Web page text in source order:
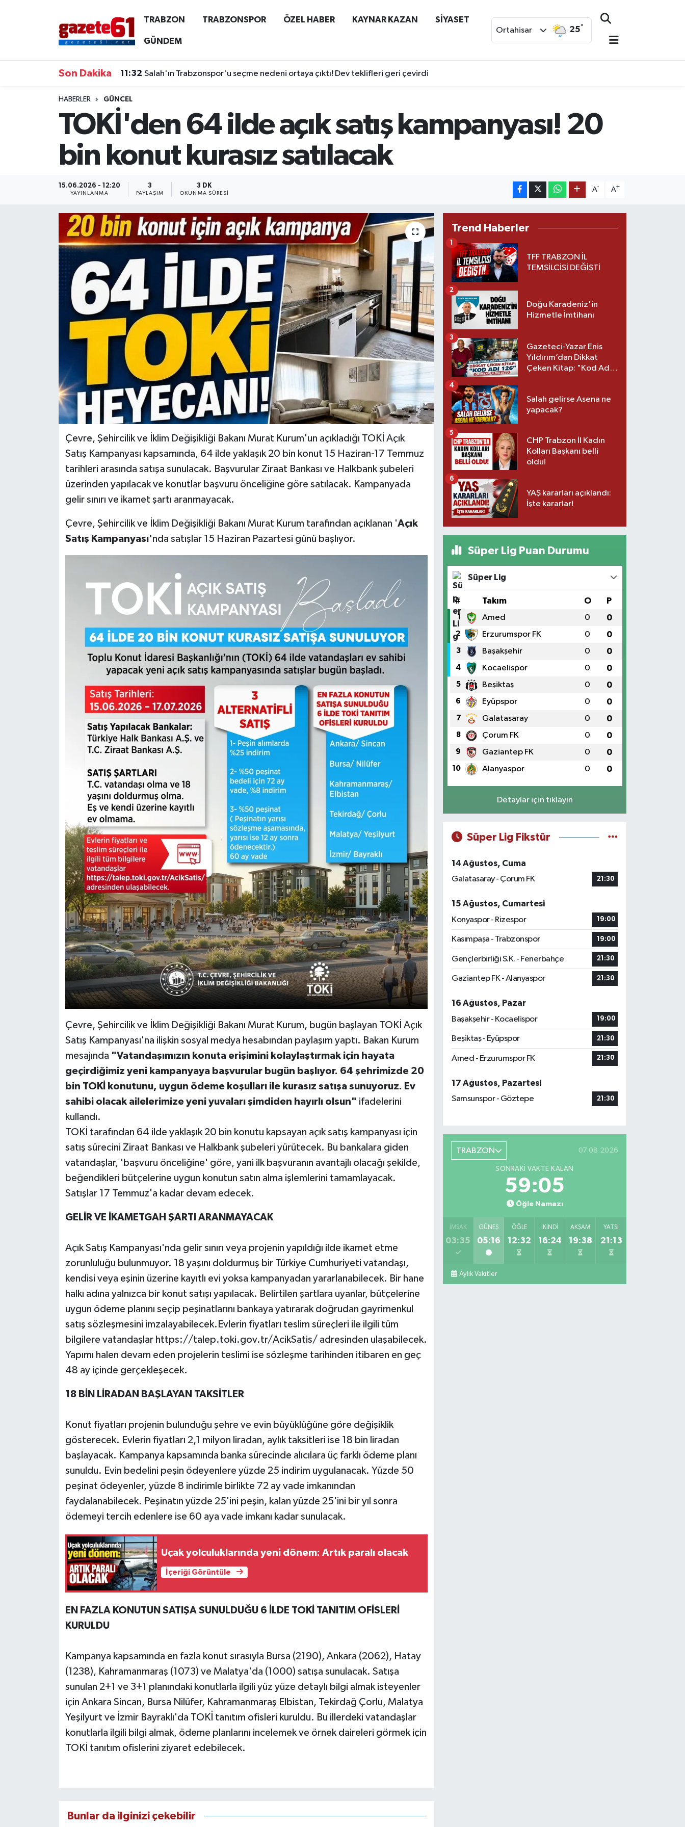
TRABZON TRABZONSPOR ÖZEL HABER KAYNAR KAZAN SİYASET
GÜNDEM
Ortahisar 25°
Son Dakika 11:32 Salah'ın Trabzonspor'u seçme nedeni ortaya çıktı! Dev teklifleri geri çevirdi
HABERLER GÜNCEL
TOKİ'den 64 ilde açık satış kampanyası! 20
bin konut kurasız satılacak
15.06.2026 - 12:20
YAYINLANMA
3
PAYLAŞIM
3 DK
OKUNMA SÜRESI
A- A+
Çevre, Şehircilik ve İklim Değişikliği Bakanı Murat Kurum'un açıkladığı TOKİ Açık
Satış Kampanyası kapsamında, 64 ilde yaklaşık 20 bin konut 15 Haziran-17 Temmuz
tarihleri arasında satışa sunulacak. Başvurular Ziraat Bankası ve Halkbank şubeleri
üzerinden yapılacak ve konutlar başvuru önceliğine göre satılacak. Kampanyada
gelir sınırı ve ikamet şartı aranmayacak.
Çevre, Şehircilik ve İklim Değişikliği Bakanı Murat Kurum tarafından açıklanan 'Açık
Satış Kampanyası'nda satışlar 15 Haziran Pazartesi günü başlıyor.
Çevre, Şehircilik ve İklim Değişikliği Bakanı Murat Kurum, bugün başlayan TOKİ Açık
Satış Kampanyası'na ilişkin sosyal medya hesabından paylaşım yaptı. Bakan Kurum
mesajında "Vatandaşımızın konuta erişimini kolaylaştırmak için hayata
geçirdiğimiz yeni kampanyaya başvurular bugün başlıyor. 64 şehrimizde 20
bin TOKİ konutunu, uygun ödeme koşulları ile kurasız satışa sunuyoruz. Ev
sahibi olacak ailelerimize yeni yuvaları şimdiden hayırlı olsun" ifadelerini
kullandı.
TOKİ tarafından 64 ilde yaklaşık 20 bin konutu kapsayan açık satış kampanyası için
satış sürecini Ziraat Bankası ve Halkbank şubeleri yürütecek. Bu bankalara giden
vatandaşlar, 'başvuru önceliğine' göre, yani ilk başvuranın avantajlı olacağı şekilde,
beğendikleri bütçelerine uygun konutun satın alma işlemlerini tamamlayacak.
Satışlar 17 Temmuz'a kadar devam edecek.
GELİR VE İKAMETGAH ŞARTI ARANMAYACAK
Açık Satış Kampanyası'nda gelir sınırı veya projenin yapıldığı ilde ikamet etme
zorunluluğu bulunmuyor. 18 yaşını doldurmuş bir Türkiye Cumhuriyeti vatandaşı,
kendisi veya eşinin üzerine kayıtlı evi yoksa kampanyadan yararlanabilecek. Bir hane
halkı adına yalnızca bir konut satışı yapılacak. Belirtilen şartlara uyanlar, bütçelerine
uygun ödeme planını seçip peşinatlarını bankaya yatırarak doğrudan gayrimenkul
satış sözleşmesini imzalayabilecek.Evlerin fiyatları teslim süreçleri ile ilgili tüm
bilgilere vatandaşlar https://talep.toki.gov.tr/AcikSatis/ adresinden ulaşabilecek.
Yapımı halen devam eden projelerin teslimi ise sözleşme tarihinden itibaren en geç
48 ay içinde gerçekleşecek.
18 BİN LİRADAN BAŞLAYAN TAKSİTLER
Konut fiyatları projenin bulunduğu şehre ve evin büyüklüğüne göre değişiklik
gösterecek. Evlerin fiyatları 2,1 milyon liradan, aylık taksitleri ise 18 bin liradan
başlayacak. Kampanya kapsamında banka sürecinde alıcılara üç farklı ödeme planı
sunuldu. Evin bedelini peşin ödeyenlere yüzde 25 indirim uygulanacak. Yüzde 50
peşinat ödeyenler, yüzde 8 indirimle birlikte 72 ay vade imkanından
faydalanabilecek. Peşinatın yüzde 25'ini peşin, kalan yüzde 25'ini bir yıl sonra
ödemeyi tercih edenlere ise 60 aya vade imkanı kadar sunulacak.
Uçak yolculuklarında yeni dönem: Artık paralı olacak
İçeriği Görüntüle
EN FAZLA KONUTUN SATIŞA SUNULDUĞU 6 İLDE TOKİ TANITIM OFİSLERİ
KURULDU
Kampanya kapsamında en fazla konut sırasıyla Bursa (2190), Ankara (2062), Hatay
(1238), Kahramanmaraş (1073) ve Malatya'da (1000) satışa sunulacak. Satışa
sunulan 2+1 ve 3+1 planındaki konutlarla ilgili yüz yüze detaylı bilgi almak isteyenler
için Ankara Sincan, Bursa Nilüfer, Kahramanmaraş Elbistan, Tekirdağ Çorlu, Malatya
Yeşilyurt ve İzmir Bayraklı'da TOKİ tanıtım ofisleri kuruldu. Bu illerdeki vatandaşlar
konutlarla ilgili bilgi almak, ödeme planlarını incelemek ve örnek daireleri görmek için
TOKİ tanıtım ofislerini ziyaret edebilecek.
Bunlar da ilginizi çekebilir
Trend Haberler
TFF TRABZON İL
TEMSİLCİSİ DEĞİŞTİ
1
Doğu Karadeniz'in
Hizmetle İmtihanı
2
Gazeteci-Yazar Enis
Yıldırım’dan Dikkat
Çeken Kitap: "Kod Adı
3
Salah gelirse Asena ne
yapacak?
4
CHP Trabzon İl Kadın
Kolları Başkanı belli
oldu!
5
YAŞ kararları açıklandı:
İşte kararlar!
6
Süper Lig Puan Durumu
Süper Lig
# Takım O P
1 Amed 0 0
2 Erzurumspor FK 0 0
3 Başakşehir 0 0
4 Kocaelispor 0 0
5 Beşiktaş 0 0
6 Eyüpspor 0 0
7 Galatasaray 0 0
8 Çorum FK 0 0
9 Gaziantep FK 0 0
10 Alanyaspor 0 0
Detaylar için tıklayın
Süper Lig Fikstür
14 Ağustos, Cuma
Galatasaray - Çorum FK
21:30
15 Ağustos, Cumartesi
Konyaspor - Rizespor
19:00
Kasımpaşa - Trabzonspor 19:00
Gençlerbirliği S.K. - Fenerbahçe 21:30
Gaziantep FK - Alanyaspor 21:30
16 Ağustos, Pazar
Başakşehir - Kocaelispor
19:00
Beşiktaş - Eyüpspor 21:30
Amed - Erzurumspor FK 21:30
17 Ağustos, Pazartesi
Samsunspor - Göztepe
21:30
TRABZON 07.08.2026
SONRAKI VAKTE KALAN
59:04
Öğle Namazı
İMSAK
03:35
GÜNEŞ
05:16
ÖĞLE
12:32
İKINDI
16:24
AKŞAM
19:38
YATSI
21:13
Aylık Vakitler
TRABZON
KAYNAR KAZAN
SİYASET
Trabzon Nöbetçi Eczaneler
Trabzon Trafik Yoğunluk Haritası
Süper Lig Puan Durumu ve Fikstür
Son Dakika Haberleri
Haber Arşivi